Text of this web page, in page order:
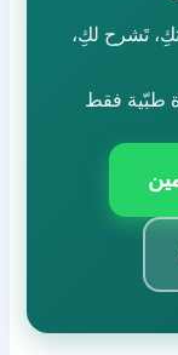
تَشرح لكِ،
طبّية فقط